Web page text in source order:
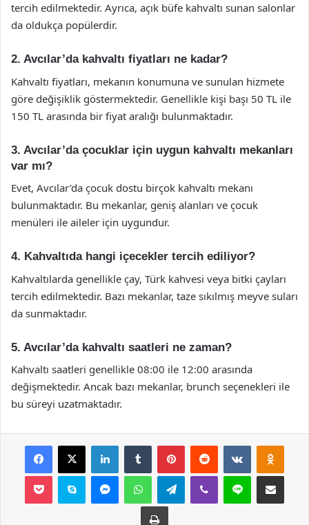
tercih edilmektedir. Ayrıca, açık büfe kahvaltı sunan salonlar
da oldukça popülerdir.
2. Avcılar’da kahvaltı fiyatları ne kadar?
Kahvaltı fiyatları, mekanın konumuna ve sunulan hizmete
göre değişiklik göstermektedir. Genellikle kişi başı 50 TL ile
150 TL arasında bir fiyat aralığı bulunmaktadır.
3. Avcılar’da çocuklar için uygun kahvaltı mekanları
var mı?
Evet, Avcılar’da çocuk dostu birçok kahvaltı mekanı
bulunmaktadır. Bu mekanlar, geniş alanları ve çocuk
menüleri ile aileler için uygundur.
4. Kahvaltıda hangi içecekler tercih ediliyor?
Kahvaltılarda genellikle çay, Türk kahvesi veya bitki çayları
tercih edilmektedir. Bazı mekanlar, taze sıkılmış meyve suları
da sunmaktadır.
5. Avcılar’da kahvaltı saatleri ne zaman?
Kahvaltı saatleri genellikle 08:00 ile 12:00 arasında
değişmektedir. Ancak bazı mekanlar, brunch seçenekleri ile
bu süreyi uzatmaktadır.
Facebook
X LinkedInTumblr PinterestReddit VKontakte
Pocket Skype MessengerWhatsAppTelegramViber Line E-Posta ile
Yazdır